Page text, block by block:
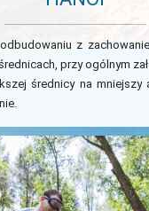
z
przy ogólnym
średnicy na mniejszy